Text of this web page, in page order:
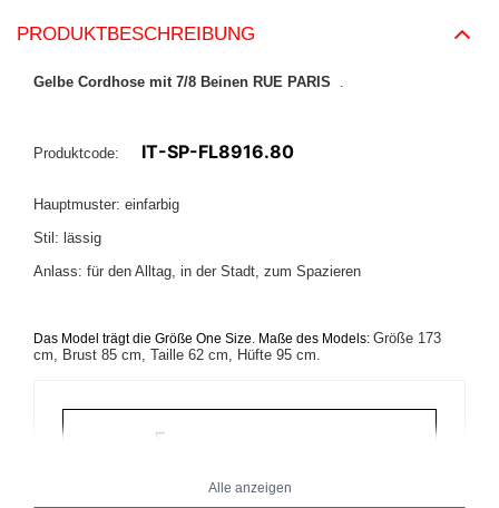
PRODUKTBESCHREIBUNG
Gelbe Cordhose mit 7/8 Beinen RUE PARIS .
Produktcode: IT-SP-FL8916.80
Hauptmuster: einfarbig
Stil: lässig
Anlass: für den Alltag, in der Stadt, zum Spazieren
Das Model trägt die Größe One Size. Maße des Models: Größe 173
cm, Brust 85 cm, Taille 62 cm, Hüfte 95 cm.
Alle anzeigen